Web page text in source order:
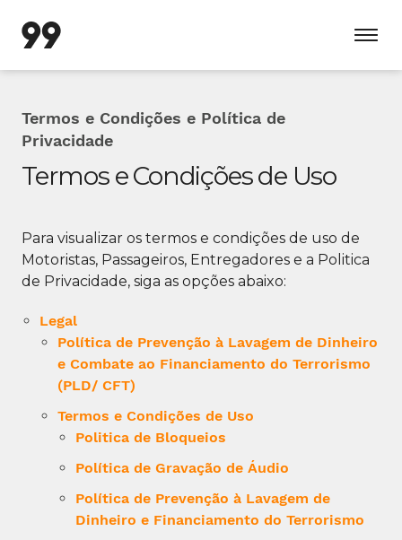
Termos e Condições e Política de
Privacidade
Termos e Condições de Uso
Para visualizar os termos e condições de uso de
Motoristas, Passageiros, Entregadores e a Politica
de Privacidade, siga as opções abaixo:
Legal
Política de Prevenção à Lavagem de Dinheiro
e Combate ao Financiamento do Terrorismo
(PLD/ CFT)
Termos e Condições de Uso
Politica de Bloqueios
Política de Gravação de Áudio
Política de Prevenção à Lavagem de
Dinheiro e Financiamento do Terrorismo